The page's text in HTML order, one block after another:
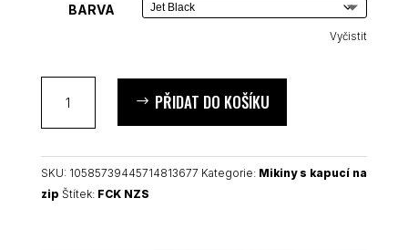
BARVA
Vyčistit
unisex
s
kapucí
PŘIDAT DO KOŠÍKU
SKU: 10585739445714813677 Kategorie: Mikiny s kapucí na
zip Štítek: FCK NZS